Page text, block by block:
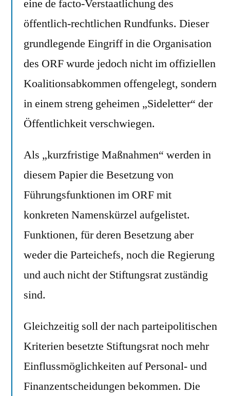
eine de facto-Verstaatlichung des
öffentlich-rechtlichen Rundfunks. Dieser
grundlegende Eingriff in die Organisation
des ORF wurde jedoch nicht im offiziellen
Koalitionsabkommen offengelegt, sondern
in einem streng geheimen „Sideletter“ der
Öffentlichkeit verschwiegen.
Als „kurzfristige Maßnahmen“ werden in
diesem Papier die Besetzung von
Führungsfunktionen im ORF mit
konkreten Namenskürzel aufgelistet.
Funktionen, für deren Besetzung aber
weder die Parteichefs, noch die Regierung
und auch nicht der Stiftungsrat zuständig
sind.
Gleichzeitig soll der nach parteipolitischen
Kriterien besetzte Stiftungsrat noch mehr
Einflussmöglichkeiten auf Personal- und
Finanzentscheidungen bekommen. Die